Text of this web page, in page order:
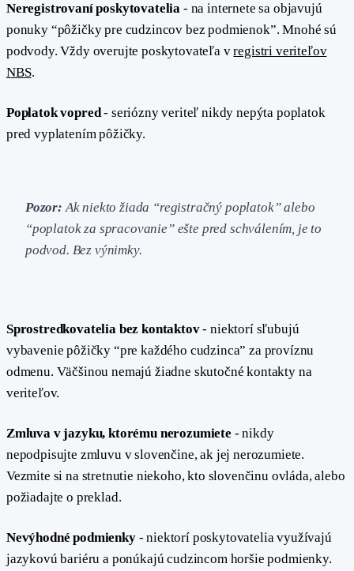
Neregistrovaní poskytovatelia - na internete sa objavujú
ponuky “pôžičky pre cudzincov bez podmienok”. Mnohé sú
podvody. Vždy overujte poskytovateľa vregistri veriteľov
NBS.
Poplatok vopred- seriózny veriteľ nikdy nepýta poplatok
pred vyplatením pôžičky.
Pozor: Ak niekto žiada “registračný poplatok” alebo
“poplatok za spracovanie” ešte pred schválením, je to
podvod. Bez výnimky.
Sprostredkovatelia bez kontaktov- niektorí sľubujú
vybavenie pôžičky “pre každého cudzinca” za províznu
odmenu. Väčšinou nemajú žiadne skutočné kontakty na
veriteľov.
Zmluva v jazyku, ktorému nerozumiete - nikdy
nepodpisujte zmluvu v slovenčine, ak jej nerozumiete.
Vezmite si na stretnutie niekoho, kto slovenčinu ovláda, alebo
požiadajte o preklad.
Nevýhodné podmienky- niektorí poskytovatelia využívajú
jazykovú bariéru a ponúkajú cudzincom horšie podmienky.